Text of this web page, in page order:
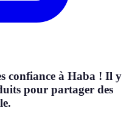
confiance à Haba ! Il y
pour partager des